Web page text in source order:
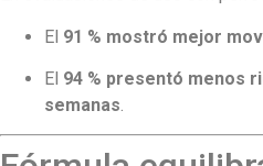
El 91 % mostró mejor
El 94 % presentó menos
semanas.